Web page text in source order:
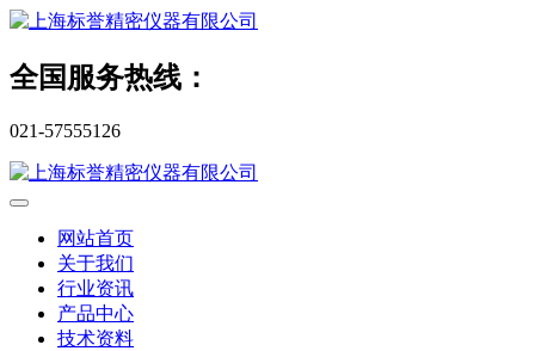
全国服务热线：
021-57555126
网站首页
关于我们
行业资讯
产品中心
技术资料